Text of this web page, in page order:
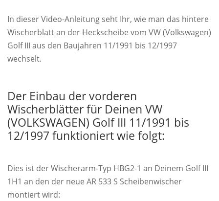
In dieser Video-Anleitung seht Ihr, wie man das hintere
Wischerblatt an der Heckscheibe vom VW (Volkswagen)
Golf III aus den Baujahren 11/1991 bis 12/1997
wechselt.
Der Einbau der vorderen
Wischerblätter für Deinen VW
(VOLKSWAGEN) Golf III 11/1991 bis
12/1997 funktioniert wie folgt:
Dies ist der Wischerarm-Typ HBG2-1 an Deinem Golf III
1H1 an den der neue AR 533 S Scheibenwischer
montiert wird: